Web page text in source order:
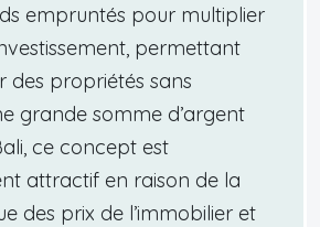
empruntés pour multiplier
permettant
des propriétés sans
grande somme d’argent
ce concept est
attractif en raison de la
des prix de l’immobilier et